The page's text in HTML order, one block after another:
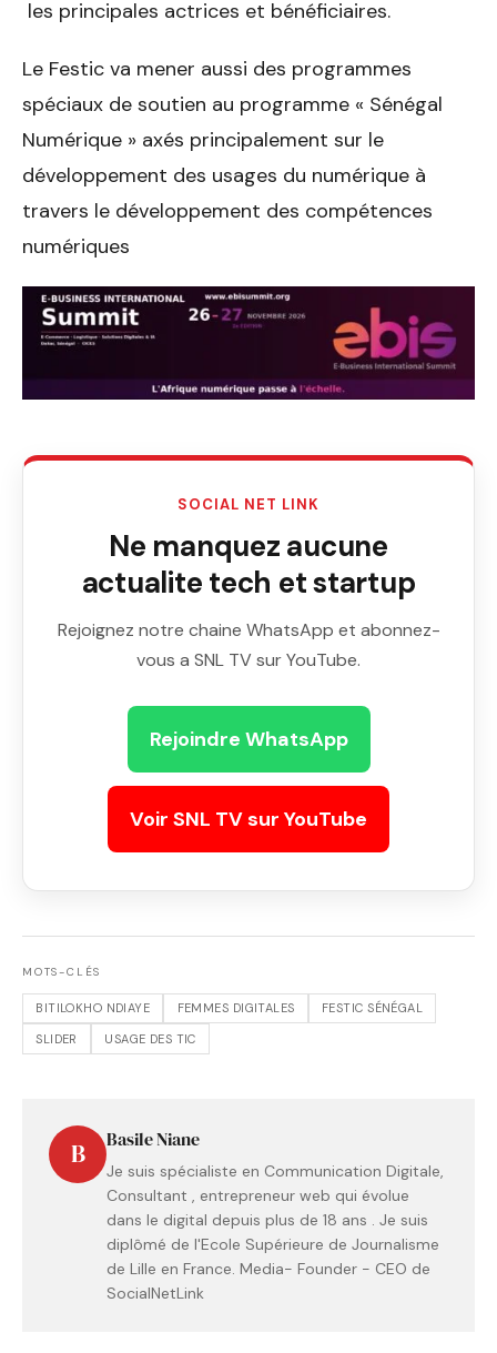
les principales actrices et bénéficiaires.
Le Festic va mener aussi des programmes
spéciaux de soutien au programme « Sénégal
Numérique » axés principalement sur le
développement des usages du numérique à
travers le développement des compétences
numériques
SOCIAL NET LINK
Ne manquez aucune
actualite tech et startup
Rejoignez notre chaine WhatsApp et abonnez-
vous a SNL TV sur YouTube.
Rejoindre WhatsApp
Voir SNL TV sur YouTube
MOTS-CLÉS
BITILOKHO NDIAYE FEMMES DIGITALES
FESTIC SÉNÉGAL
SLIDER
USAGE DES TIC
B Basile Niane
Je suis spécialiste en Communication Digitale,
Consultant , entrepreneur web qui évolue
dans le digital depuis plus de 18 ans . Je suis
diplômé de l'Ecole Supérieure de Journalisme
de Lille en France. Media- Founder - CEO de
SocialNetLink